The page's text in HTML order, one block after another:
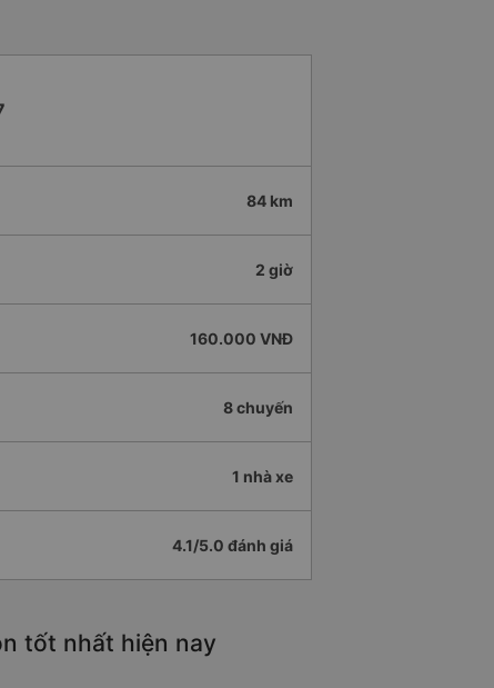
84 km
2 giờ
160.000 VNĐ
8 chuyến
1 nhà xe
4.1/5.0 đánh giá
tốt nhất hiện nay